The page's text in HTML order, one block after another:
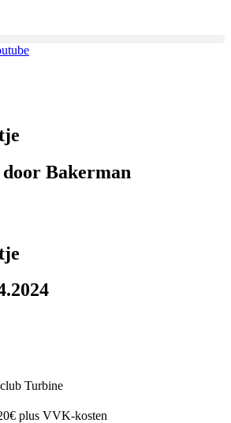
door Bakerman
Turbine
plus VVK-kosten